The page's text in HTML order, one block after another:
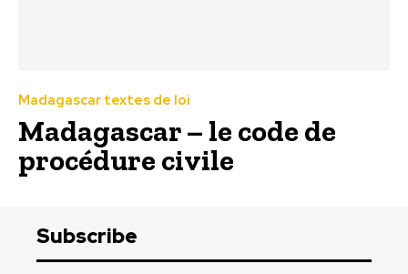
Madagascar textes de loi
Madagascar – le code de
procédure civile
Subscribe